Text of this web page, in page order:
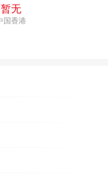
暂无
国香港